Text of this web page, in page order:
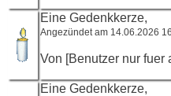
Eine Gedenkkerze,
Angezündet am 14.06.2026
Von [Benutzer nur fuer
Eine Gedenkkerze,